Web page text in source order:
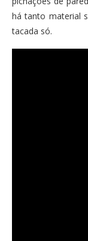
há tanto material
tacada só.